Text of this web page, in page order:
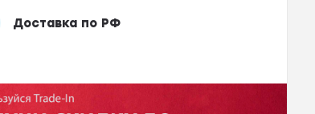
Доставка по РФ